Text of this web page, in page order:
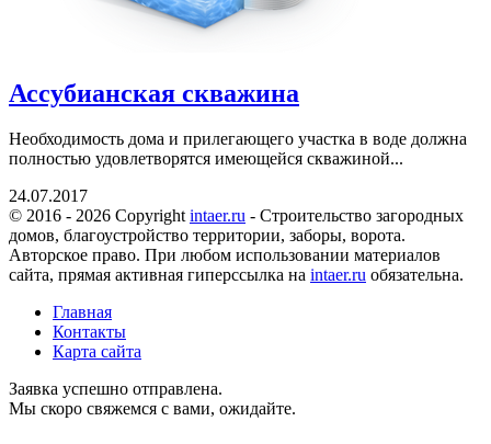
Ассубианская скважина
Необходимость дома и прилегающего участка в воде должна
полностью удовлетворятся имеющейся скважиной...
24.07.2017
© 2016 - 2026 Copyrightintaer.ru - Cтроительство загородных
домов, благоустройство территории, заборы, ворота.
Авторское право. При любом использовании материалов
сайта, прямая активная гиперссылка на intaer.ru обязательна.
Главная
Контакты
Карта сайта
Заявка успешно отправлена.
Мы скоро свяжемся с вами, ожидайте.